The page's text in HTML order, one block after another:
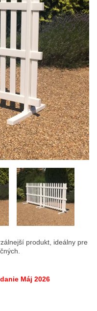
produkt, ideálny pre
Máj 2026